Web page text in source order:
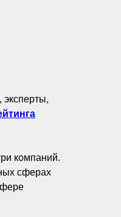
компаний.
сферах